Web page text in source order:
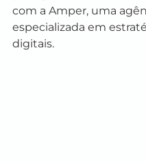
com a Amper, uma
especializada em
digitais.